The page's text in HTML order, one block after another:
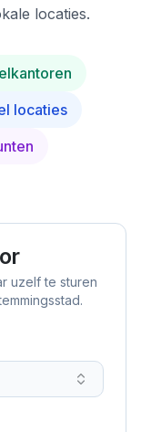
locaties.
locaties
uzelf te sturen